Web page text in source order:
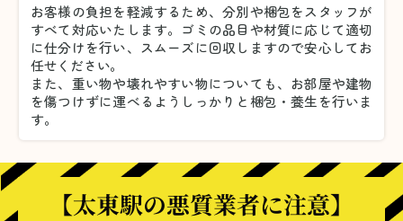
お客様の負担を軽減するため、分別や梱包をスタッフが
すべて対応いたします。 ゴミの品目や材質に応じて適切
に仕分けを行い、スムーズに回収しますので安心してお
任せください。
また、重い物や壊れやすい物についても、お部屋や建物
を傷つけずに運べるようしっかりと梱包・養生を行いま
す。
【太東駅の悪質業者に注意】